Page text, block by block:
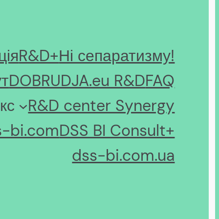
R&D+Ні сепаратизму!
DOBRUDJA.eu R&DFAQ
R&D center Synergy
bi.comDSS BI Consult+
dss-bi.com.ua